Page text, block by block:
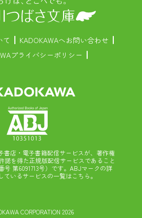
て
KADOKAWAへお問い合わせ
プライバシーポリシー
書店・電子書籍配信サービスが、著作権
諾を得た正規版配信サービスであること
号 第6091713号）です。ABJマークの詳
いるサービスの一覧はこちら。
CORPORATION 2026